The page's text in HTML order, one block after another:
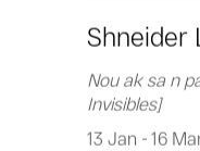
Shneider
Nou ak sa n
Invisibles]
13 Jan - 16